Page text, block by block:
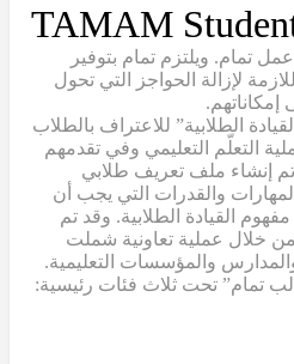
TAMAM
تمام. ويلتزم تمام بتوفير
لإزالة الحواجز التي تحول
الطلابية” للاعتراف بالطلاب
التعلّم التعليمي وفي تقدمهم
إنشاء ملف تعريف طلابي
والقدرات التي يجب أن
القيادة الطلابية. وقد تم
خلال عملية تعاونية شملت
والمؤسسات التعليمية.
تمام” تحت ثلاث فئات رئيسية: